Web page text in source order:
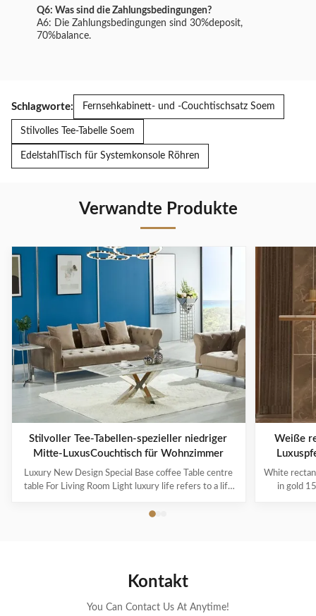
Q6: Was sind die Zahlungsbedingungen?
A6: Die Zahlungsbedingungen sind 30%deposit,
70%balance.
Schlagworte: Fernsehkabinett- und -Couchtischsatz Soem
Stilvolles Tee-Tabelle Soem
EdelstahlTisch für Systemkonsole Röhren
Verwandte Produkte
Stilvoller Tee-Tabellen-spezieller niedriger
Mitte-LuxusCouchtisch für Wohnzimmer
Luxury New Design Special Base coffee Table centre
table For Living Room Light luxury life refers to a life
luxury is just a way of life that respects the quality of
Weiße
White
in gold
Kontakt
You Can Contact Us At Anytime!